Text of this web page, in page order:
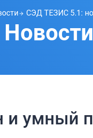
СЭД ТЕЗИС 5.1:
Новости
и умный